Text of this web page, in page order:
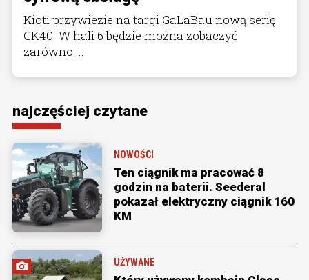
Kioti przywiezie na targi GaLaBau nową serię
CK40. W hali 6 będzie można zobaczyć
zarówno ...
najczęściej czytane
NOWOŚCI
Ten ciągnik ma pracować 8
godzin na baterii. Seederal
pokazał elektryczny ciągnik 160
KM
UŻYWANE